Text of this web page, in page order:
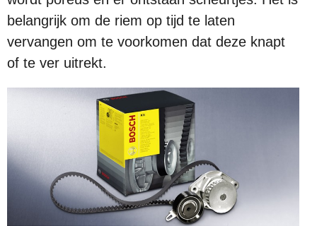
belangrijk om de riem op tijd te laten
vervangen om te voorkomen dat deze knapt
of te ver uitrekt.